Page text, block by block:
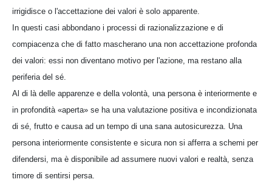
irrigidisce o l'accettazione dei valori è solo apparente.
In questi casi abbondano i processi di razionalizzazione e di
compiacenza che di fatto mascherano una non accettazione profonda
dei valori: essi non diventano motivo per l'azione, ma restano alla
periferia del sé.
Al di là delle apparenze e della volontà, una persona è interiormente e
in profondità «aperta» se ha una valutazione positiva e incondizionata
di sé, frutto e causa ad un tempo di una sana autosicurezza. Una
persona interiormente consistente e sicura non si afferra a schemi per
difendersi, ma è disponibile ad assumere nuovi valori e realtà, senza
timore di sentirsi persa.